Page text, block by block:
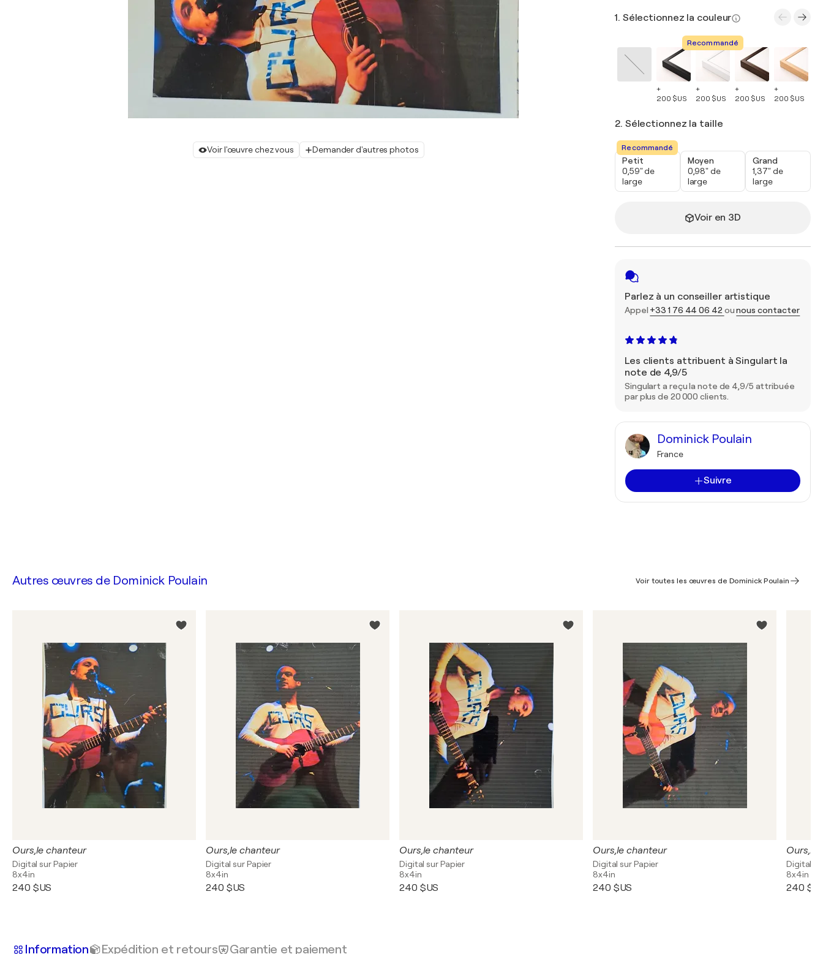
Voir l'œuvre chez vous Demander d'autres photos
1. Sélectionnez la couleur
+
200 $US
Recommandé
+
200 $US
+
200 $US
+
200 $US
2. Sélectionnez la taille
Recommandé
Petit
0,59" de
large
Moyen
0,98" de
large
Grand
1,37" de
large
Voir en 3D
Parlez à un conseiller artistique
Appel +33 1 76 44 06 42 ounous contacter
Les clients attribuent à Singulart la
note de 4,9/5
Singulart a reçu la note de 4,9/5 attribuée
par plus de 20 000 clients.
Dominick Poulain
France
Suivre
Autres œuvres de Dominick Poulain Voir toutes les œuvres de Dominick Poulain
Ours,le chanteur
Digital sur Papier
8x4in
240 $US
Ours,le chanteur
Digital sur Papier
8x4in
240 $US
Ours,le chanteur
Digital sur Papier
8x4in
240 $US
Ours,le chanteur
Digital sur Papier
8x4in
240 $US
Ours,le
Digital
8x4in
240
Information Expédition et retours Garantie et paiement